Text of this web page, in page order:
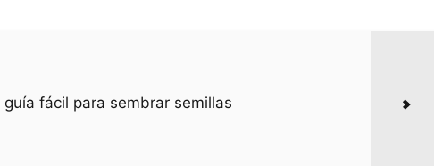
fácil para sembrar semillas